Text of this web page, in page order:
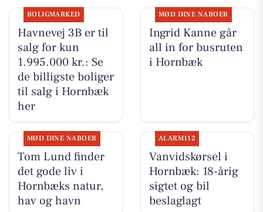
BOLIGMARKED
Havnevej 3B er til
salg for kun
1.995.000 kr.: Se
de billigste boliger
til salg i Hornbæk
her
MØD DINE NABOER
Ingrid Kanne går
all in for busruten
i Hornbæk
MØD DINE NABOER
Tom Lund finder
det gode liv i
Hornbæks natur,
hav og havn
ALARM112
Vanvidskørsel i
Hornbæk: 18-årig
sigtet og bil
beslaglagt